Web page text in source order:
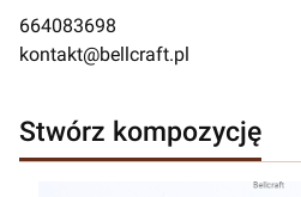
664083698
kontakt@bellcraft.pl
Stwórz kompozycję